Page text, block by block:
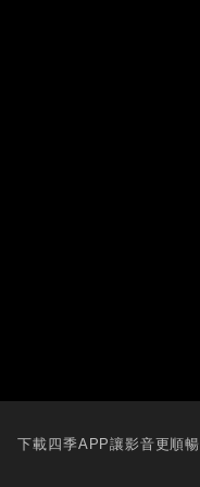
下載四季APP讓影音更順暢